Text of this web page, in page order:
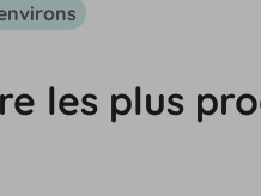
les plus